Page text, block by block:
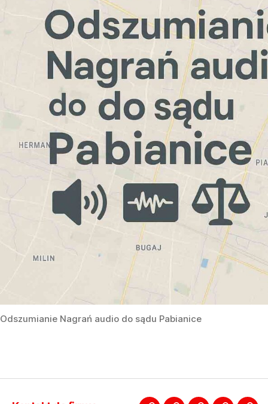
Odszumianie Nagrań audio do sądu Pabianice